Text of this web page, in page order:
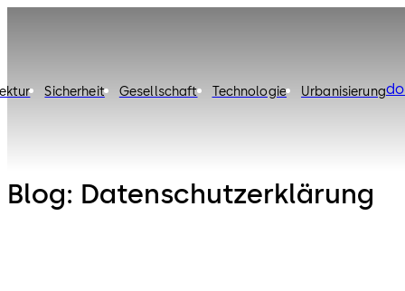
Sicherheit Gesellschaft Technologie Urbanisierung
Blog: Datenschutzerklärung